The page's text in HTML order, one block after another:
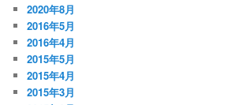
2020年8月
2016年5月
2016年4月
2015年5月
2015年4月
2015年3月